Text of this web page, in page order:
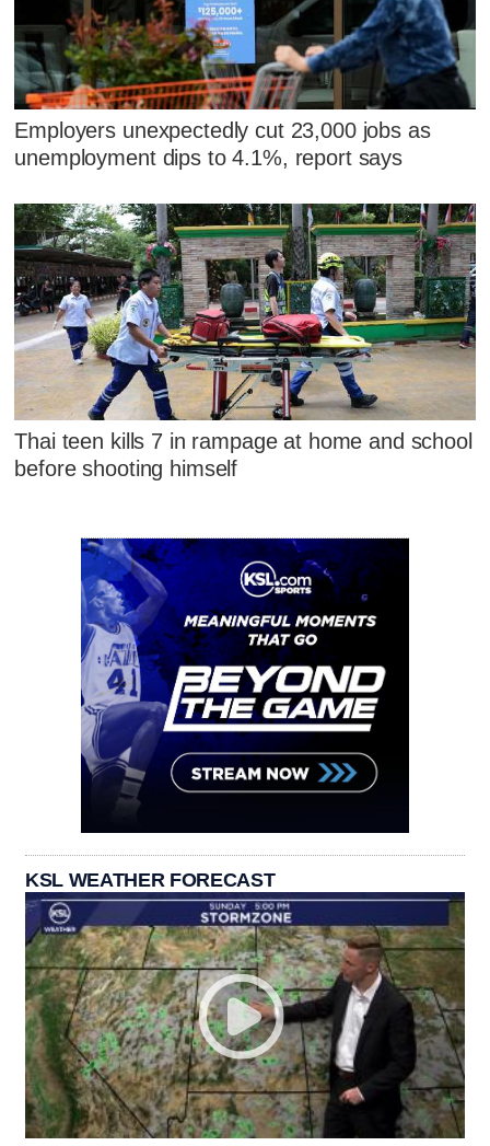
Employers unexpectedly cut 23,000 jobs as
unemployment dips to 4.1%, report says
Thai teen kills 7 in rampage at home and school
before shooting himself
KSL WEATHER FORECAST